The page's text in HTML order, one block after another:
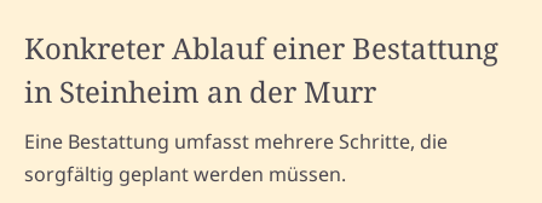
Konkreter Ablauf einer Bestattung
in Steinheim an der Murr
Eine Bestattung umfasst mehrere Schritte, die
sorgfältig geplant werden müssen.